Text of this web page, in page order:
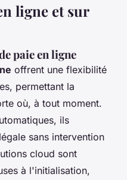
ligne et sur
paie en ligne
offrent une flexibilité
permettant la
où, à tout moment.
ils
sans intervention
cloud sont
à l'initialisation,